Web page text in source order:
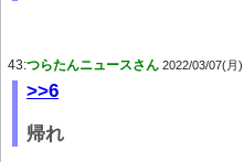
43:つらたんニュースさん 2022/03/07(月
>>6
帰れ